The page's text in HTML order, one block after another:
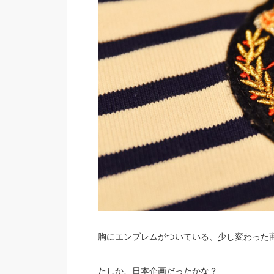
胸にエンブレムがついている、少し変わった
たしか、日本企画だったかな？